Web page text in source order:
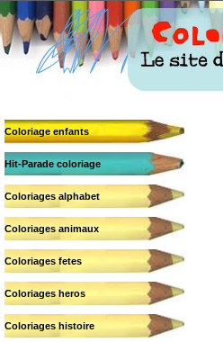
Coloriage enfants
Hit-Parade coloriage
Coloriages alphabet
Coloriages animaux
Coloriages fetes
Coloriages heros
Coloriages histoire